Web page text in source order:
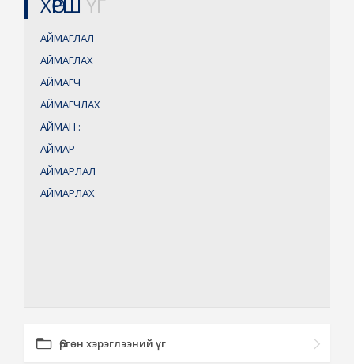
АЙМАГЛАЛ
АЙМАГЛАХ
АЙМАГЧ
АЙМАГЧЛАХ
АЙМАН :
АЙМАР
АЙМАРЛАЛ
АЙМАРЛАХ
Өргөн хэрэглээний үг